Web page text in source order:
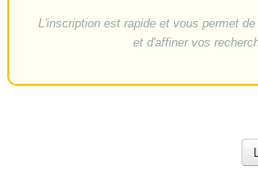
L'inscription est rapide et vous permet
et d'affiner vos